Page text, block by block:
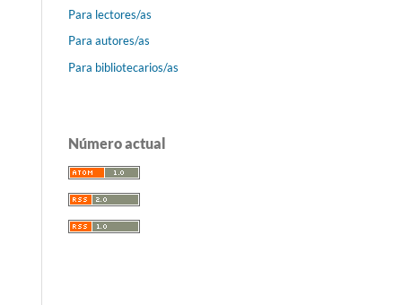
Para lectores/as
Para autores/as
Para bibliotecarios/as
Número actual